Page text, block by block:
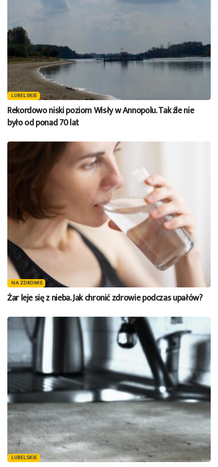
LUBELSKIE
Rekordowo niski poziom Wisły w Annopolu. Tak źle nie
było od ponad 70 lat
NA ZDROWIE
Żar leje się z nieba. Jak chronić zdrowie podczas upałów?
LUBELSKIE